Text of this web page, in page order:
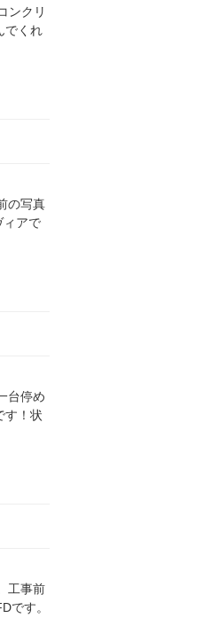
ンクリ
でくれ
の写真
ィアで
台停め
す！状
工事前
です。